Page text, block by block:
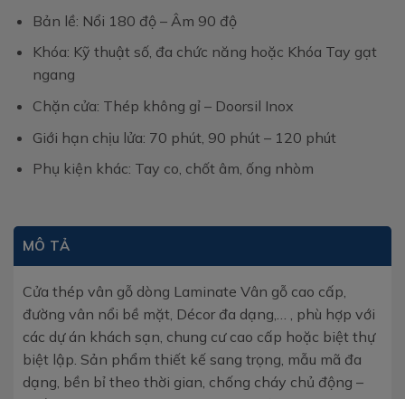
Bản lề: Nổi 180 độ – Âm 90 độ
Khóa: Kỹ thuật số, đa chức năng hoặc Khóa Tay gạt
ngang
Chặn cửa: Thép không gỉ – Doorsil Inox
Giới hạn chịu lửa: 70 phút, 90 phút – 120 phút
Phụ kiện khác: Tay co, chốt âm, ống nhòm
MÔ TẢ
Cửa thép vân gỗ dòng Laminate Vân gỗ cao cấp,
đường vân nổi bề mặt, Décor đa dạng,… , phù hợp với
các dự án khách sạn, chung cư cao cấp hoặc biệt thự
biệt lập. Sản phẩm thiết kế sang trọng, mẫu mã đa
dạng, bền bỉ theo thời gian, chống cháy chủ động –